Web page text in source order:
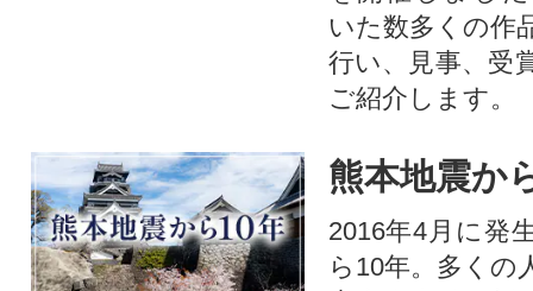
いた数多くの作
行い、見事、受
ご紹介します。
熊本地震か
2016年4月に発
ら10年。多くの